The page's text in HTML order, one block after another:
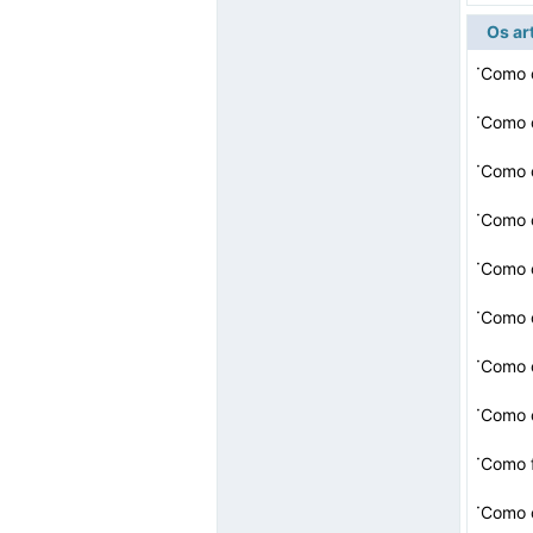
Os
·Como
·Como
·
·Como
·Como
·Como
·
·Como
·
·Como